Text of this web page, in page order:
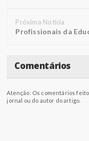
Próxima Notícia
Comentários
Atenção: Os comentários
jornal ou do autor do artigo.